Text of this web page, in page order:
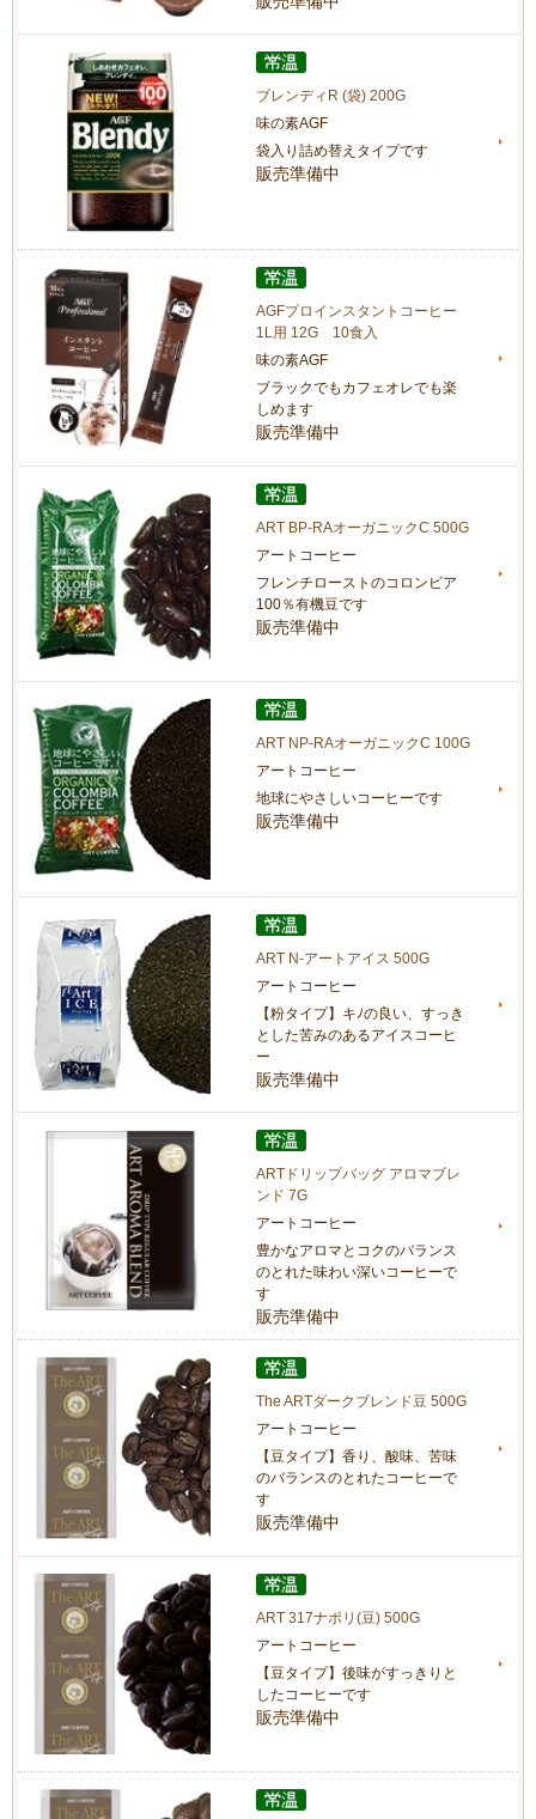
ブレンディR (袋) 200G
味の素AGF
袋入り詰め替えタイプです
販売準備中
AGFプロインスタントコーヒー
1L用 12G 10食入
味の素AGF
ブラックでもカフェオレでも楽
しめます
販売準備中
ART BP-RAオーガニックC 500G
アートコーヒー
フレンチローストのコロンビア
100％有機豆です
販売準備中
ART NP-RAオーガニックC 100G
アートコーヒー
地球にやさしいコーヒーです
販売準備中
ART N-アートアイス 500G
アートコーヒー
【粉タイプ】キﾉの良い、すっき
とした苦みのあるアイスコーヒ
ー
販売準備中
ARTドリップバッグ アロマブレ
ンド 7G
アートコーヒー
豊かなアロマとコクのバランス
のとれた味わい深いコーヒーで
す
販売準備中
The ARTダークブレンド豆 500G
アートコーヒー
【豆タイプ】香り、酸味、苦味
のバランスのとれたコーヒーで
す
販売準備中
ART 317ナポリ(豆) 500G
アートコーヒー
【豆タイプ】後味がすっきりと
したコーヒーです
販売準備中